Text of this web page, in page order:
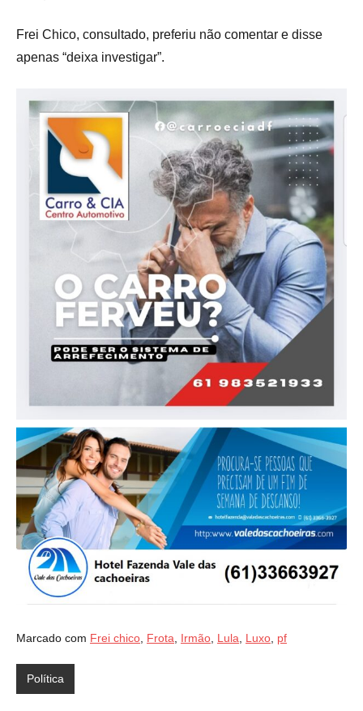
Frei Chico, consultado, preferiu não comentar e disse
apenas “deixa investigar”.
Marcado com Frei chico Frota Irmão Lula Luxo pf
Política